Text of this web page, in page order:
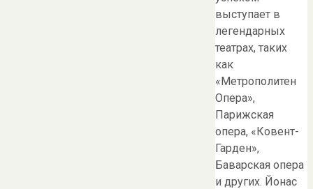
выступает в
легендарных
театрах, таких
как
«Метрополитен
Опера»,
Парижская
опера, «Ковент-
Гарден»,
Баварская опера
и других. Йонас